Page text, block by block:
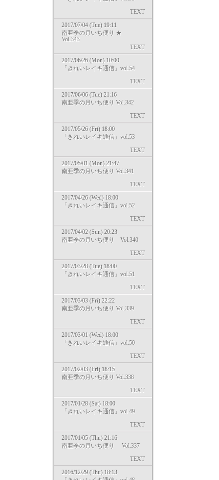
TEXT
2017/07/04 (Tue) 19:11
南亜季の月いち便り ★
Vol.343
TEXT
2017/06/26 (Mon) 10:00
「きれいレイキ通信」vol.54
TEXT
2017/06/06 (Tue) 21:16
南亜季の月いち便り Vol.342
TEXT
2017/05/26 (Fri) 18:00
「きれいレイキ通信」vol.53
TEXT
2017/05/01 (Mon) 21:47
南亜季の月いち便り Vol.341
TEXT
2017/04/26 (Wed) 18:00
「きれいレイキ通信」vol.52
TEXT
2017/04/02 (Sun) 20:23
南亜季の月いち便り Vol.340
TEXT
2017/03/28 (Tue) 18:00
「きれいレイキ通信」vol.51
TEXT
2017/03/03 (Fri) 22:22
南亜季の月いち便り Vol.339
TEXT
2017/03/01 (Wed) 18:00
「きれいレイキ通信」vol.50
TEXT
2017/02/03 (Fri) 18:15
南亜季の月いち便り Vol.338
TEXT
2017/01/28 (Sat) 18:00
「きれいレイキ通信」vol.49
TEXT
2017/01/05 (Thu) 21:16
南亜季の月いち便り Vol.337
TEXT
2016/12/29 (Thu) 18:13